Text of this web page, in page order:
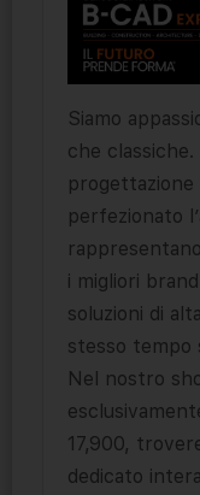
Siamo
che
progettazione
perfezionato
i migliori
soluzioni di
stesso tempo
Nel nostro
17,900,
dedicato